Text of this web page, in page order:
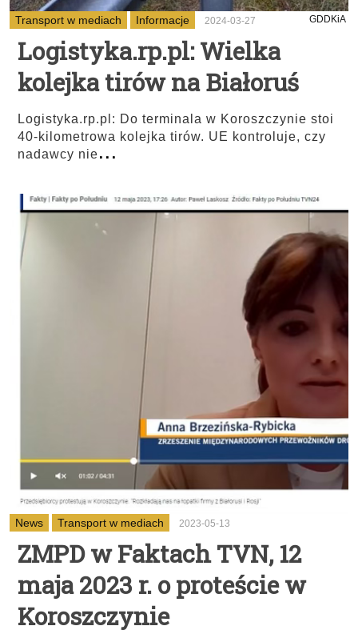
Transport w mediach Informacje 2024-03-27 GDDKiA
Logistyka.rp.pl: Wielka
kolejka tirów na Białoruś
Logistyka.rp.pl: Do terminala w Koroszczynie stoi
40-kilometrowa kolejka tirów. UE kontroluje, czy
nadawcy nie...
News Transport w mediach 2023-05-13
ZMPD w Faktach TVN, 12
maja 2023 r. o proteście w
Koroszczynie